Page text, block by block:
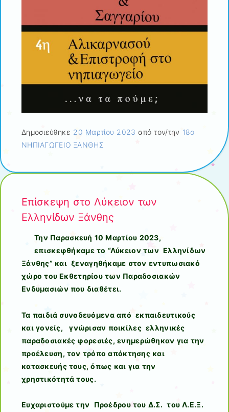
Δημοσιεύθηκε 20 Μαρτίου 2023 από τον/την 18ο
ΝΗΠΙΑΓΩΓΕΙΟ ΞΑΝΘΗΣ
Επίσκεψη στο Λύκειον των
Ελληνίδων Ξάνθης
Την Παρασκευή 10 Μαρτίου 2023,
επισκεφθήκαμε το “Λύκειον των Ελληνίδων
Ξάνθης” και ξεναγηθήκαμε στον εντυπωσιακό
χώρο του Εκθετηρίου των Παραδοσιακών
Ενδυμασιών που διαθέτει.
Τα παιδιά συνοδευόμενα από εκπαιδευτικούς
και γονείς, γνώρισαν ποικίλες ελληνικές
παραδοσιακές φορεσιές, ενημερώθηκαν για την
προέλευση, τον τρόπο απόκτησης και
κατασκευής τους, όπως και για την
χρηστικότητά τους.
Ευχαριστούμε την Προέδρου του Δ.Σ. του Λ.Ε.Ξ.